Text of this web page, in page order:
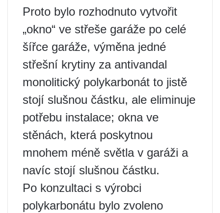
Proto bylo rozhodnuto vytvořit
„okno“ ve střeše garáže po celé
šířce garáže, výměna jedné
střešní krytiny za antivandal
monolitický polykarbonát to jistě
stojí slušnou částku, ale eliminuje
potřebu instalace; okna ve
stěnách, která poskytnou
mnohem méně světla v garáži a
navíc stojí slušnou částku.
Po konzultaci s výrobci
polykarbonátu bylo zvoleno